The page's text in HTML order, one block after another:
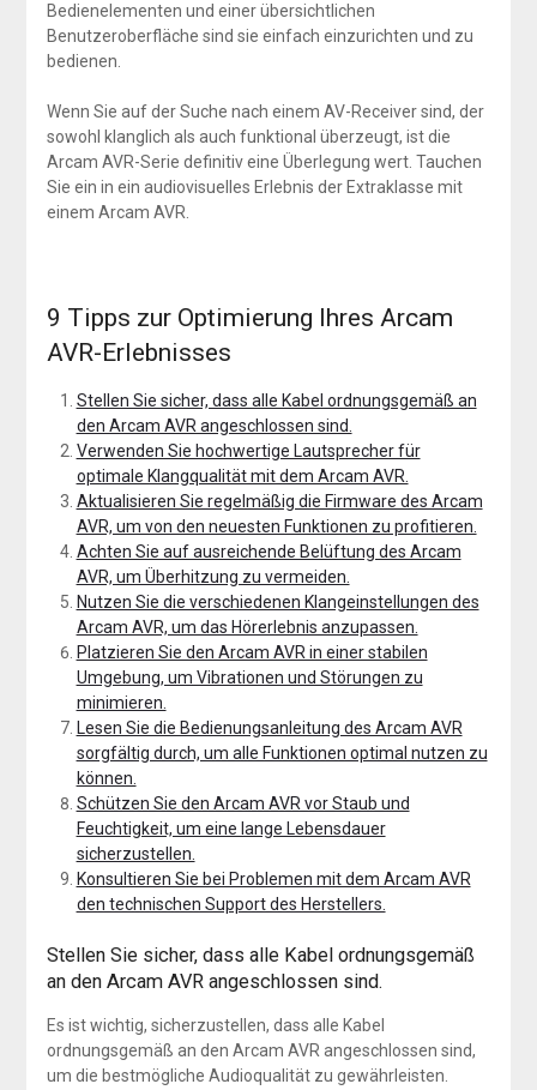
Bedienelementen und einer übersichtlichen
Benutzeroberfläche sind sie einfach einzurichten und zu
bedienen.
Wenn Sie auf der Suche nach einem AV-Receiver sind, der
sowohl klanglich als auch funktional überzeugt, ist die
Arcam AVR-Serie definitiv eine Überlegung wert. Tauchen
Sie ein in ein audiovisuelles Erlebnis der Extraklasse mit
einem Arcam AVR.
9 Tipps zur Optimierung Ihres Arcam
AVR-Erlebnisses
Stellen Sie sicher, dass alle Kabel ordnungsgemäß an
den Arcam AVR angeschlossen sind.
Verwenden Sie hochwertige Lautsprecher für
optimale Klangqualität mit dem Arcam AVR.
Aktualisieren Sie regelmäßig die Firmware des Arcam
AVR, um von den neuesten Funktionen zu profitieren.
Achten Sie auf ausreichende Belüftung des Arcam
AVR, um Überhitzung zu vermeiden.
Nutzen Sie die verschiedenen Klangeinstellungen des
Arcam AVR, um das Hörerlebnis anzupassen.
Platzieren Sie den Arcam AVR in einer stabilen
Umgebung, um Vibrationen und Störungen zu
minimieren.
Lesen Sie die Bedienungsanleitung des Arcam AVR
sorgfältig durch, um alle Funktionen optimal nutzen zu
können.
Schützen Sie den Arcam AVR vor Staub und
Feuchtigkeit, um eine lange Lebensdauer
sicherzustellen.
Konsultieren Sie bei Problemen mit dem Arcam AVR
den technischen Support des Herstellers.
Stellen Sie sicher, dass alle Kabel ordnungsgemäß
an den Arcam AVR angeschlossen sind.
Es ist wichtig, sicherzustellen, dass alle Kabel
ordnungsgemäß an den Arcam AVR angeschlossen sind,
um die bestmögliche Audioqualität zu gewährleisten.